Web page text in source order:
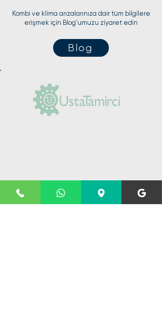
Kombi ve klima arızalarınıza dair tüm bilgilere
erişmek için Blog'umuzu ziyaret edin
Blog
Eyüpsultan/İstanbul
Kombi teknik servislerimiz